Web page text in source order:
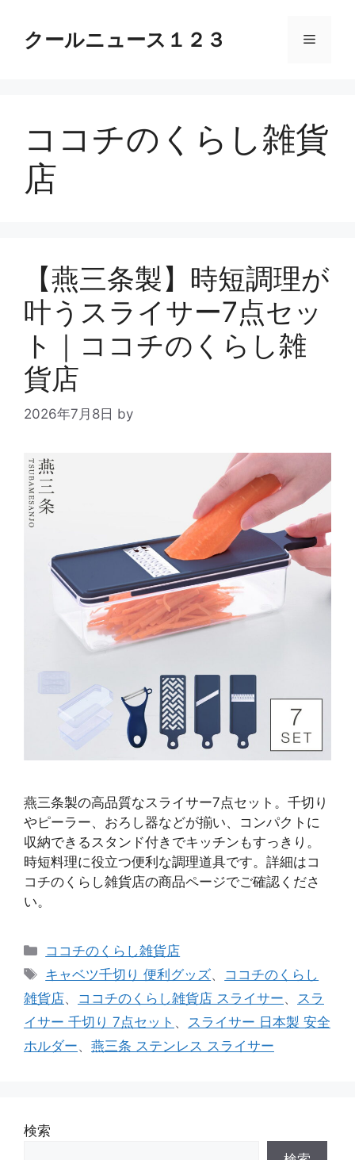
クールニュース１２３ メ
ュ
ココチのくらし雑貨
店
【燕三条製】時短調理が
叶うスライサー7点セッ
ト｜ココチのくらし雑
貨店
2026年7月8日 by
燕三条製の高品質なスライサー7点セット。千切り
やピーラー、おろし器などが揃い、コンパクトに
収納できるスタンド付きでキッチンもすっきり。
時短料理に役立つ便利な調理道具です。詳細はコ
コチのくらし雑貨店の商品ページでご確認くださ
い。
カ
テ
ゴ
リ
ー
ココチのくらし雑貨店
タ
グ
キャベツ千切り 便利グッズ、 ココチのくらし
雑貨店、 ココチのくらし雑貨店 スライサー、
スラ
イサー 千切り 7点セット 、
スライサー 日本製 安全
ホルダー、 燕三条 ステンレス スライサー
検索